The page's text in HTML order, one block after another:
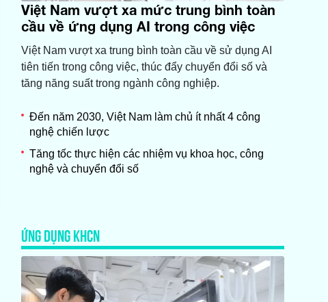
Việt Nam vượt xa mức trung bình toàn
cầu về ứng dụng AI trong công việc
Việt Nam vượt xa trung bình toàn cầu về sử dụng AI
tiên tiến trong công việc, thúc đẩy chuyển đổi số và
tăng năng suất trong ngành công nghiệp.
Đến năm 2030, Việt Nam làm chủ ít nhất 4 công
nghệ chiến lược
Tăng tốc thực hiện các nhiệm vụ khoa học, công
nghệ và chuyển đổi số
ỨNG DỤNG KHCN